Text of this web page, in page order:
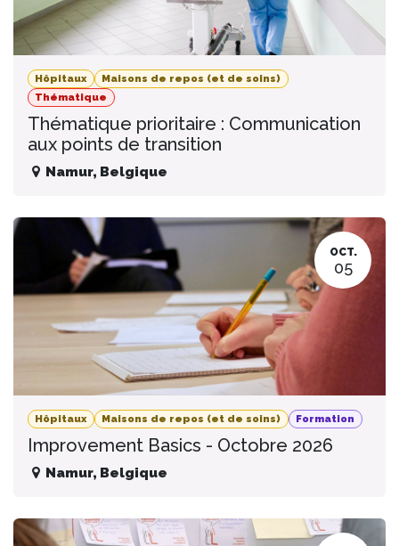
Hôpitaux
Maisons de repos (et de soins)
Thématique
Thématique prioritaire : Communication
aux points de transition
Namur, Belgique
OCT.
05
Hôpitaux Maisons de repos (et de soins) Formation
Improvement Basics - Octobre 2026
Namur, Belgique